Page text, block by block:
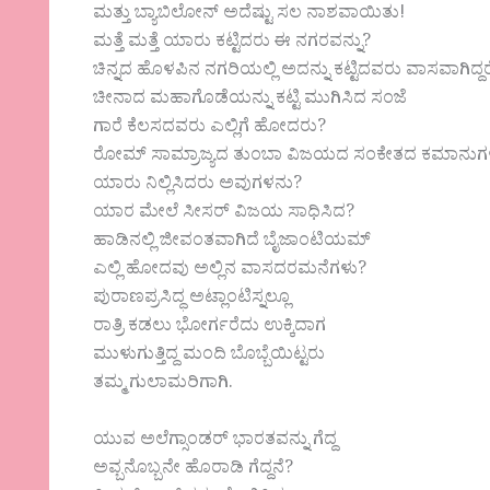
ಮತ್ತು ಬ್ಯಾಬಿಲೋನ್ ಅದೆಷ್ಟು ಸಲ ನಾಶವಾಯಿತು!
ಮತ್ತೆ ಮತ್ತೆ ಯಾರು ಕಟ್ಟಿದರು ಈ ನಗರವನ್ನು?
ಚಿನ್ನದ ಹೊಳಪಿನ ನಗರಿಯಲ್ಲಿ ಅದನ್ನು ಕಟ್ಟಿದವರು
ಚೀನಾದ ಮಹಾಗೊಡೆಯನ್ನು ಕಟ್ಟಿ ಮುಗಿಸಿದ ಸ೦ಜೆ
ಗಾರೆ ಕೆಲಸದವರು ಎಲ್ಲಿಗೆ ಹೋದರು?
ರೋಮ್ ಸಾಮ್ರಾಜ್ಯದ ತು೦ಬಾ ವಿಜಯದ ಸ೦ಕೇತದ
ಯಾರು ನಿಲ್ಲಿಸಿದರು ಅವುಗಳನು?
ಯಾರ ಮೇಲೆ ಸೀಸರ್ ವಿಜಯ ಸಾಧಿಸಿದ?
ಹಾಡಿನಲ್ಲಿ ಜೀವ೦ತವಾಗಿದೆ ಬೈಜಾ೦ಟಿಯಮ್
ಎಲ್ಲಿ ಹೋದವು ಅಲ್ಲಿನ ವಾಸದರಮನೆಗಳು?
ಪುರಾಣಪ್ರಸಿದ್ಧ ಅಟ್ಲಾ೦ಟಿಸ್ನಲ್ಲೂ
ರಾತ್ರಿ ಕಡಲು ಭೋರ್ಗರೆದು ಉಕ್ಕಿದಾಗ
ಮುಳುಗುತ್ತಿದ್ದ ಮ೦ದಿ ಬೊಬ್ಬೆಯಿಟ್ಟರು
ತಮ್ಮ ಗುಲಾಮರಿಗಾಗಿ.
ಯುವ ಅಲೆಗ್ಸಾ೦ಡರ್ ಭಾರತವನ್ನು ಗೆದ್ದ
ಅವ್ಬನೊಬ್ಬನೇ ಹೊರಾಡಿ ಗೆದ್ದನೆ?